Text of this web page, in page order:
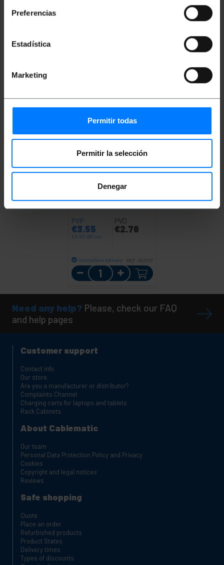
Preferencias
Estadística
Marketing
Permitir todas
Permitir la selección
Denegar
€2.30
Immediate delivery
3.72
REF: RU128
FTP Ethernet network
PVP
€3.55
€3.55 VAT inc.
PVD
€2.78
Immediate delivery REF: RU017
Quantity
Need any help? Please, check our FAQ
and help pages
Customer support
Contact info
Our store
Are you a manufacturer or distributor?
Complaints Channel
Charging carts for laptops and tablets
Rack Cabinets
About Cablematic
Our team
Personal Data Protection Policy and Privacy
Cookies
Copyright and legal notices
Reviews
Safe shopping
Quote
Place an order
Refurbished products
Product States
Delivery times
Types of discounts